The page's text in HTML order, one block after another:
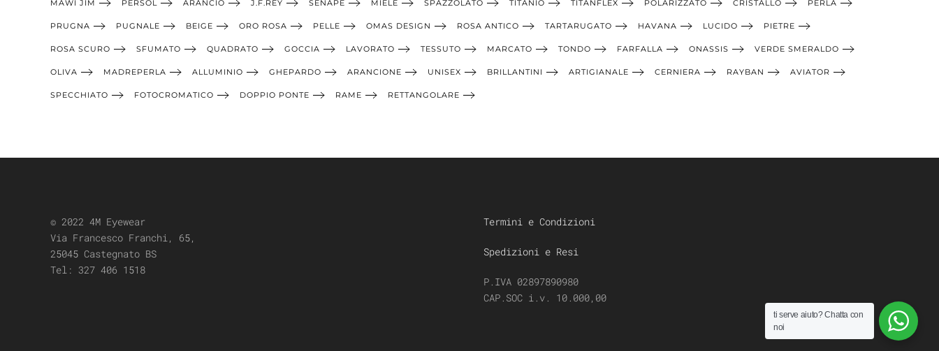
MAWI JIM PERSOL ARANCIO J.F.REY SENAPE MIELE SPAZZOLATO TITANIO TITANFLEX POLARIZZATO CRISTALLO PERLA
PRUGNA PUGNALE BEIGE ORO ROSA PELLE OMAS DESIGN ROSA ANTICO TARTARUGATO HAVANA LUCIDO PIETRE
ROSA SCURO SFUMATO QUADRATO GOCCIA LAVORATO TESSUTO MARCATO TONDO FARFALLA ONASSIS VERDE SMERALDO
OLIVA MADREPERLA ALLUMINIO GHEPARDO ARANCIONE UNISEX BRILLANTINI ARTIGIANALE CERNIERA RAYBAN AVIATOR
SPECCHIATO FOTOCROMATICO DOPPIO PONTE RAME RETTANGOLARE
© 2022 4M Eyewear
Via Francesco Franchi, 65,
25045 Castegnato BS
Tel: 327 406 1518
Termini e Condizioni
Spedizioni e Resi
P.IVA 02897890980
CAP.SOC i.v. 10.000,00
ti serve aiuto?Chatta con
noi